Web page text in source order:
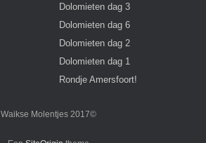
Dolomieten dag 3
Dolomieten dag 6
Dolomieten dag 2
Dolomieten dag 1
Rondje Amersfoort!
Waikse Molentjes 2017©